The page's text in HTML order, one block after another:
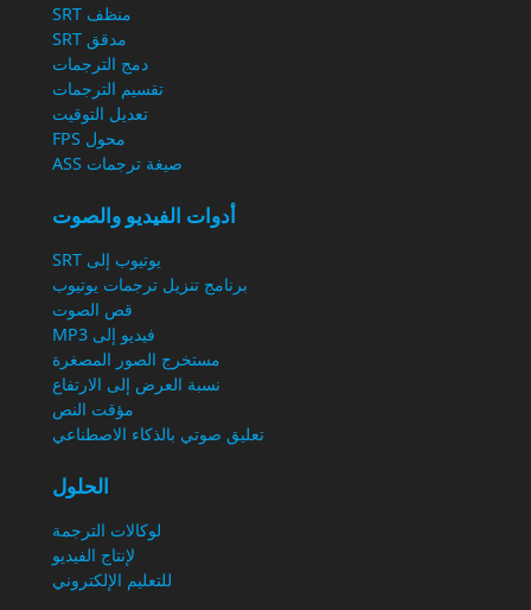
منظف SRT
مدقق SRT
دمج الترجمات
تقسيم الترجمات
تعديل التوقيت
محول FPS
صيغة ترجمات ASS
أدوات الفيديو والصوت
يوتيوب إلى SRT
برنامج تنزيل ترجمات يوتيوب
قص الصوت
فيديو إلى MP3
مستخرج الصور المصغرة
نسبة العرض إلى الارتفاع
مؤقت النص
تعليق صوتي بالذكاء الاصطناعي
الحلول
لوكالات الترجمة
لإنتاج الفيديو
للتعليم الإلكتروني